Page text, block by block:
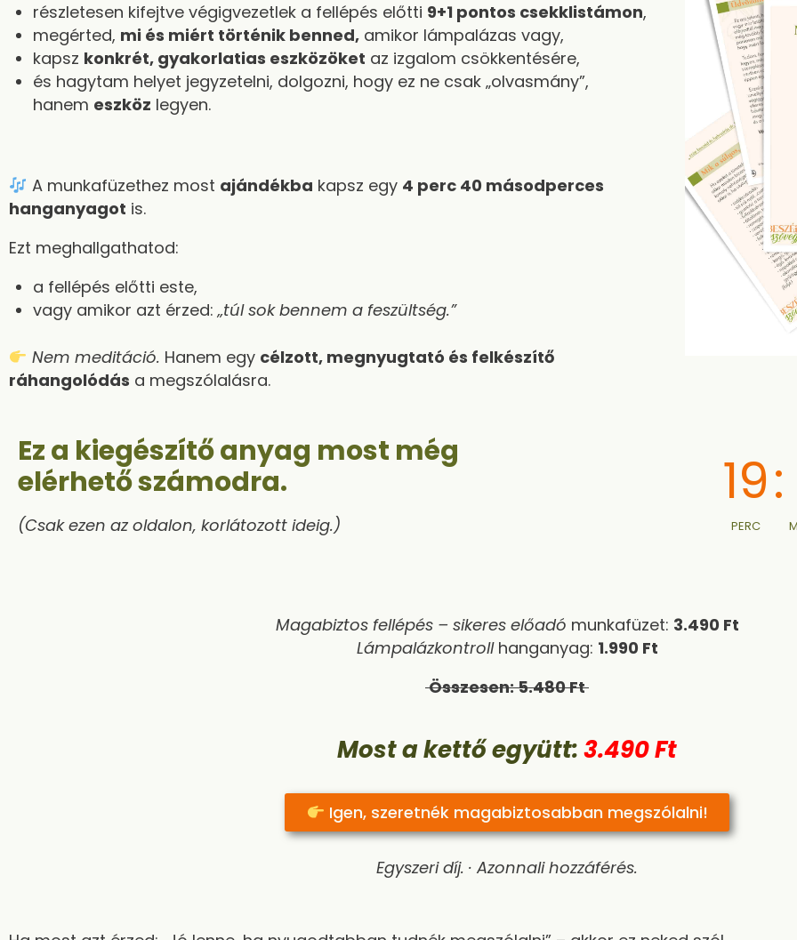
részletesen kifejtve végigvezetlek a fellépés előtti 9+1 pontos csekklistámon,
megérted, mi és miért történik benned, amikor lámpalázas vagy,
kapsz konkrét, gyakorlatias eszközöket az izgalom csökkentésére,
és hagytam helyet jegyzetelni, dolgozni, hogy ez ne csak „olvasmány”,
hanem eszköz legyen.
A munkafüzethez most ajándékba kapsz egy 4 perc 40 másodperces
hanganyagot is.
Ezt meghallgathatod:
a fellépés előtti este,
vagy amikor azt érzed:„túl sok bennem a feszültség.”
Nem meditáció. Hanem egy célzott, megnyugtató és felkészítő
ráhangolódás a megszólalásra.
Ez a kiegészítő anyag most még
elérhető számodra.
(Csak ezen az oldalon, korlátozott ideig.)
19
PERC
:
Magabiztos fellépés – sikeres előadó munkafüzet: 3.490 Ft
Lámpalázkontrollhanganyag: 1.990 Ft
Összesen: 5.480 Ft
Most a kettő együtt:3.490 Ft
Igen, szeretnék magabiztosabban megszólalni!
Egyszeri díj. · Azonnali hozzáférés.